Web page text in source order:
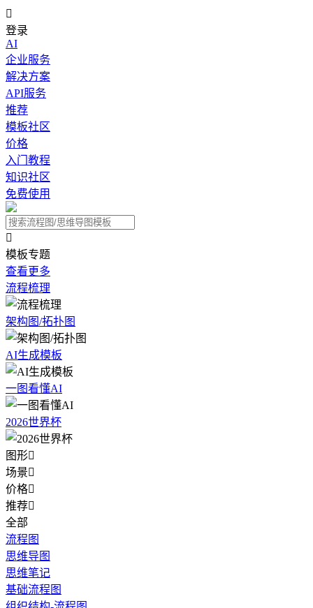

登录
AI
企业服务
解决方案
API服务
推荐
模板社区
价格
入门教程
知识社区
免费使用

模板专题
查看更多
流程梳理
架构图/拓扑图
AI生成模板
一图看懂AI
2026世界杯
图形
场景
价格
推荐
全部
流程图
思维导图
思维笔记
基础流程图